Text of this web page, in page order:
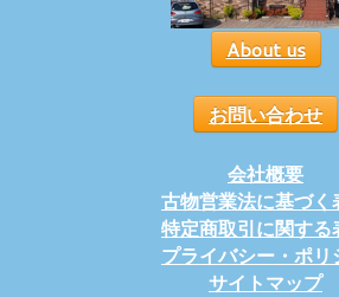
About us
お問い合わせ
会社概要
古物営業法に基づく
特定商取引に関する
プライバシー・ポリ
サイトマップ